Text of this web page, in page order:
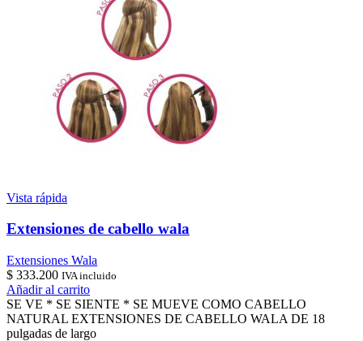
Vista rápida
Extensiones de cabello wala
Extensiones Wala
$ 333.200 IVA incluido
Añadir al carrito
SE VE * SE SIENTE * SE MUEVE COMO CABELLO
NATURAL EXTENSIONES DE CABELLO WALA DE 18
pulgadas de largo